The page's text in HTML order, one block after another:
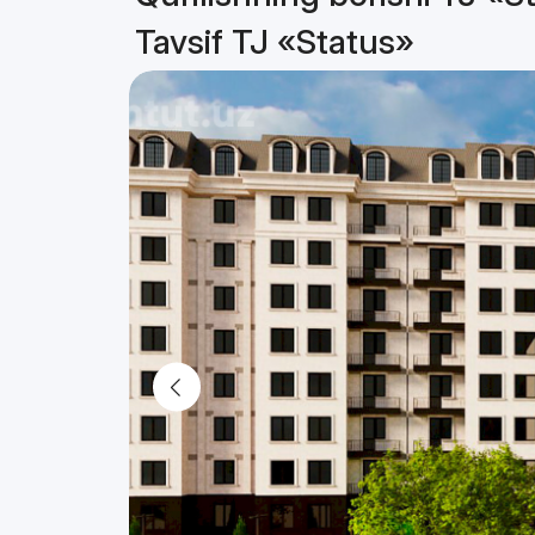
Tavsif TJ «Status»